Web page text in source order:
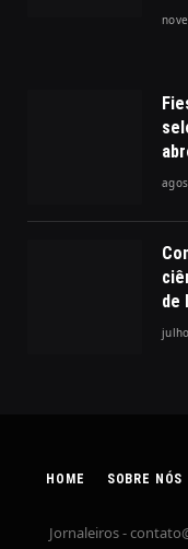
de
HOME SOBRE NÓS
Jornaleiros -